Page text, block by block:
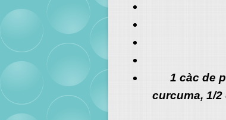
1 càc de
curcuma, 1/